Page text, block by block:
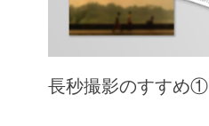
長秒撮影のすすめ①